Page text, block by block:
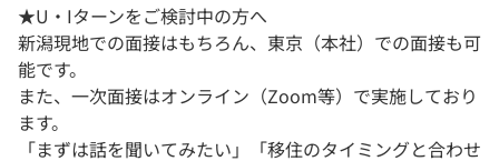
★U・Iターンをご検討中の方へ
新潟現地での面接はもちろん、東京（本社）での面接も可
能です。
また、一次面接はオンライン（Zoom等）で実施しており
ます。
「まずは話を聞いてみたい」「移住のタイミングと合わせ